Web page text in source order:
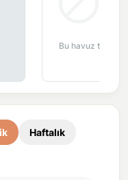
ve su kesintileri
Bu havuz tipi bu
Haftalık